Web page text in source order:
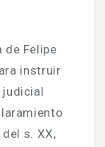
de Felipe
instruir
judicial
s. XX,